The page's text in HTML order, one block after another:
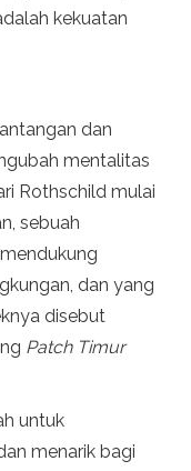
kekuatan
dan
mentalitas
Rothschild mulai
sebuah
dan yang
disebut
Patch Timur
untuk
menarik bagi